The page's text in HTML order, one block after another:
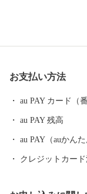
はの郷土食や伝統
歴史文化を地域の
お支払い方法
au PAY カード（
au PAY 残高
au PAY（auかん
クレジットカード